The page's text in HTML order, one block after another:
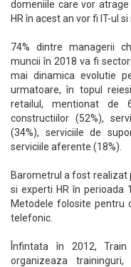
domeniile care vor
HR în acest an vor fi IT-ul si
74% dintre managerii
muncii în 2018 va fi
mai dinamica evolutie
urmatoare, în topul
retailul, mentionat de
constructiilor (52%),
(34%), serviciile de
serviciile aferente (18%).
Barometrul a fost realizat
si experti HR în perioada
Metodele folosite pentru
telefonic.
Înfintata în 2012,
organizeaza